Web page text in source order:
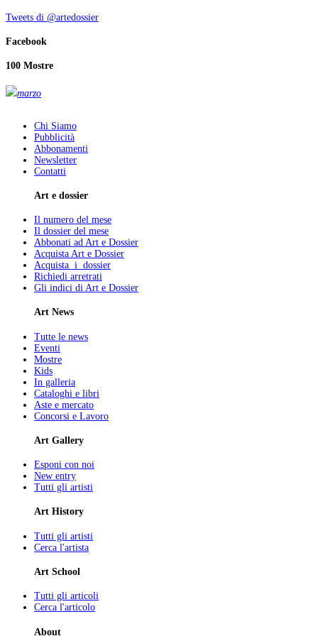
Tweets di @artedossier
Facebook
100 Mostre
marzo
Chi Siamo
Pubblicità
Abbonamenti
Newsletter
Contatti
Art e dossier
Il numero del mese
Il dossier del mese
Abbonati ad Art e Dossier
Acquista Art e Dossier
Acquista i dossier
Richiedi arretrati
Gli indici di Art e Dossier
Art News
Tutte le news
Eventi
Mostre
Kids
In galleria
Cataloghi e libri
Aste e mercato
Concorsi e Lavoro
Art Gallery
Esponi con noi
New entry
Tutti gli artisti
Art History
Tutti gli artisti
Cerca l'artista
Art School
Tutti gli articoli
Cerca l'articolo
About